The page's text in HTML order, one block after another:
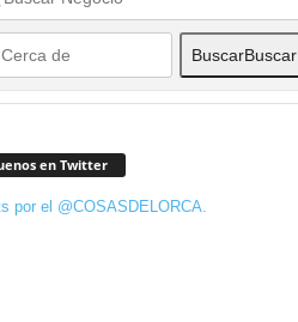
BuscarBuscar
en Twitter
por el @COSASDELORCA.